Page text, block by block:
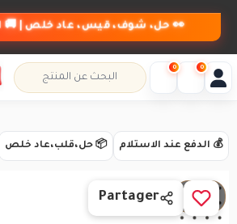
👀 حل، شوف، قيس، عاد خلص | 🚚
📦 حل،قلب،عاد خلص 💰 الدفع عند الاستلام
1 / 2
Partager
0 0